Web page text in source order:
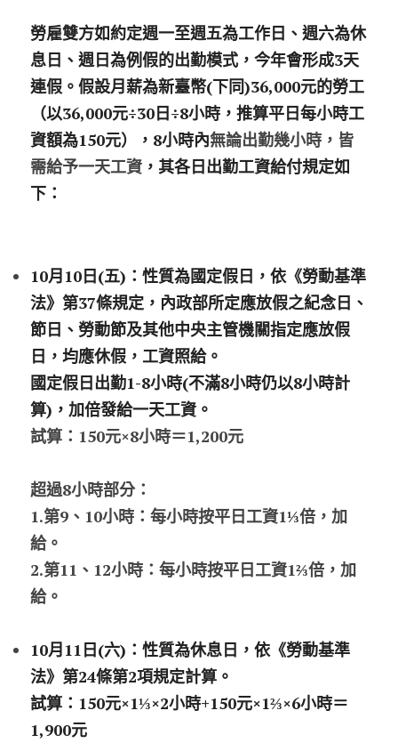
勞雇雙方如約定週一至週五為工作日、週六為休
息日、週日為例假的出勤模式，今年會形成3天
連假。假設月薪為新臺幣(下同)36,000元的勞工
（以36,000元÷30日÷8小時，推算平日每小時工
資額為150元），8小時內無論出勤幾小時，皆
需給予一天工資，其各日出勤工資給付規定如
下：
10月10日(五)：性質為國定假日，依《勞動基準
法》第37條規定，內政部所定應放假之紀念日、
節日、勞動節及其他中央主管機關指定應放假
日，均應休假，工資照給。
國定假日出勤1-8小時(不滿8小時仍以8小時計
算)，加倍發給一天工資。
試算：150元×8小時＝1,200元
超過8小時部分：
1.第9、10小時：每小時按平日工資1⅓倍，加
給。
2.第11、12小時：每小時按平日工資1⅔倍，加
給。
10月11日(六)：性質為休息日，依《勞動基準
法》第24條第2項規定計算。
試算：150元×1⅓×2小時+150元×1⅔×6小時＝
1,900元